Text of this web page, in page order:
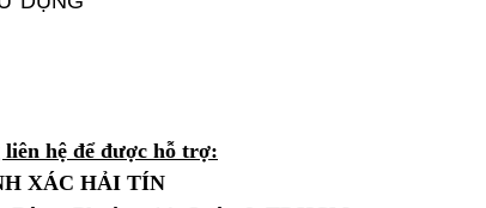
hệ để được hỗ trợ:
XÁC HẢI TÍN